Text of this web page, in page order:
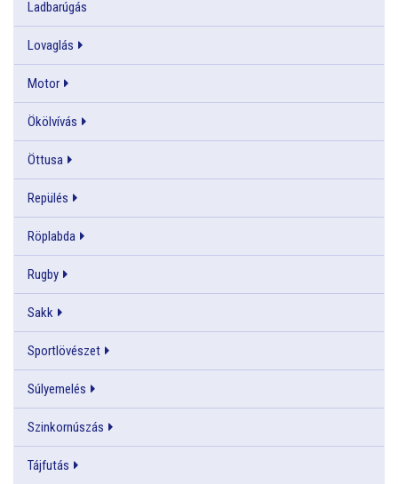
Ladbarúgás
Lovaglás
Motor
Ökölvívás
Öttusa
Repülés
Röplabda
Rugby
Sakk
Sportlövészet
Súlyemelés
Szinkornúszás
Tájfutás